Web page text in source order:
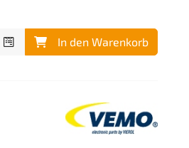
In den Warenkorb